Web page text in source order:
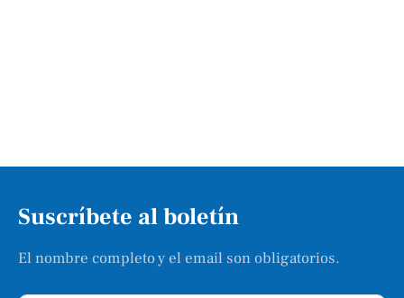
Suscríbete al boletín
El nombre completo y el email son obligatorios.